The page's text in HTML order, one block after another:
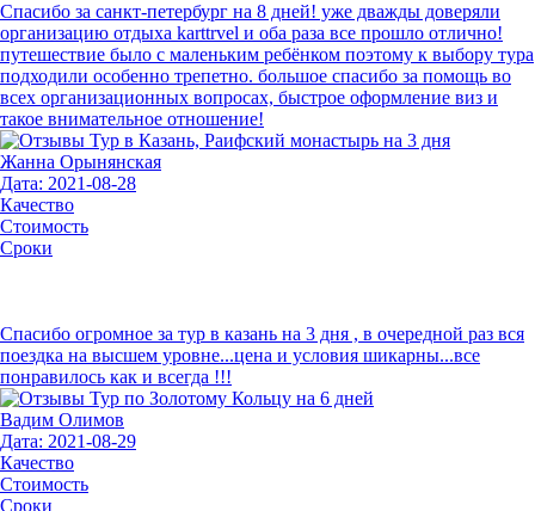
Спасибо за санкт-петербург на 8 дней! уже дважды доверяли
организацию отдыха karttrvel и оба раза все прошло отлично!
путешествие было с маленьким ребёнком поэтому к выбору тура
подходили особенно трепетно. большое спасибо за помощь во
всех организационных вопросах, быстрое оформление виз и
такое внимательное отношение!
Жанна Орынянская
Дата: 2021-08-28
Качество
Стоимость
Сроки
Спасибо огромное за тур в казань на 3 дня , в очередной раз вся
поездка на высшем уровне...цена и условия шикарны...все
понравилось как и всегда !!!
Вадим Олимов
Дата: 2021-08-29
Качество
Стоимость
Сроки